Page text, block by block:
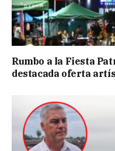
Rumbo a la Fiesta
destacada oferta